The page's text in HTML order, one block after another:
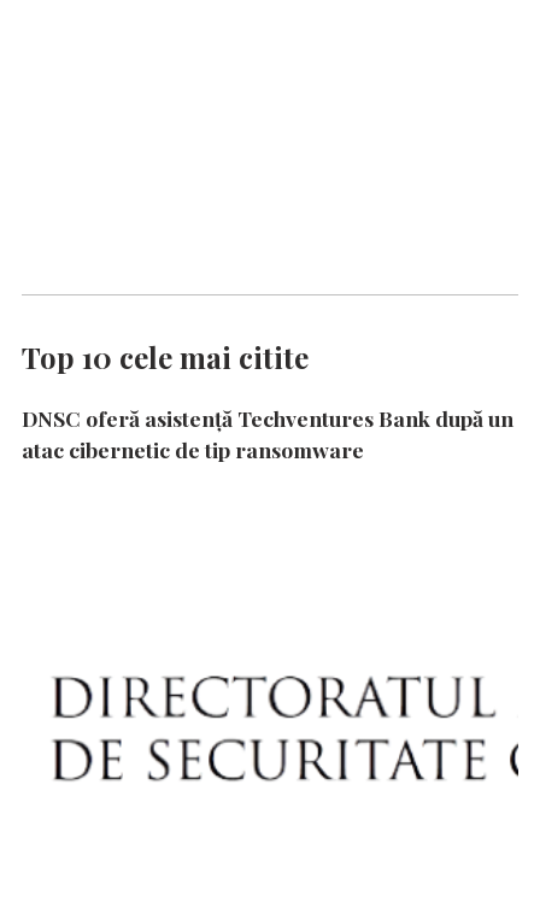
Top 10 cele mai citite
DNSC oferă asistență Techventures Bank după un
atac cibernetic de tip ransomware